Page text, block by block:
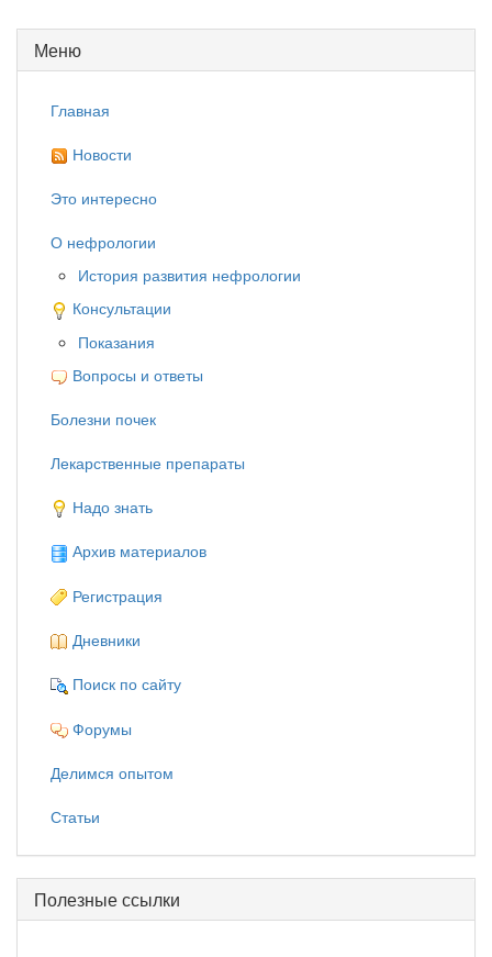
Меню
Главная
Новости
Это интересно
О нефрологии
История развития нефрологии
Консультации
Показания
Вопросы и ответы
Болезни почек
Лекарственные препараты
Надо знать
Архив материалов
Регистрация
Дневники
Поиск по сайту
Форумы
Делимся опытом
Статьи
Полезные ссылки